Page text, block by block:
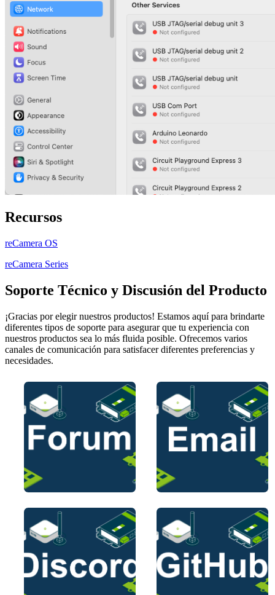
Recursos
reCamera OS
reCamera Series
Soporte Técnico y Discusión del Producto
¡Gracias por elegir nuestros productos! Estamos aquí para brindarte
diferentes tipos de soporte para asegurar que tu experiencia con
nuestros productos sea lo más fluida posible. Ofrecemos varios
canales de comunicación para satisfacer diferentes preferencias y
necesidades.